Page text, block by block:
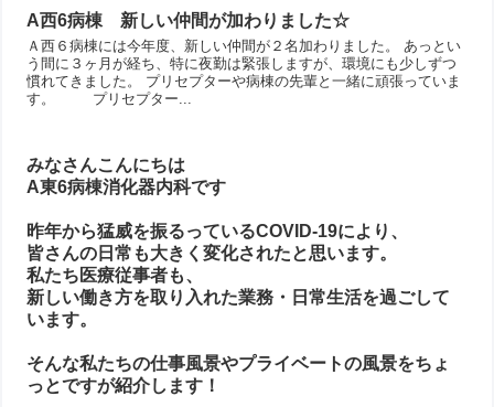
A西6病棟 新しい仲間が加わりました☆
Ａ西６病棟には今年度、新しい仲間が２名加わりました。 あっとい
う間に３ヶ月が経ち、特に夜勤は緊張しますが、環境にも少しずつ
慣れてきました。 プリセプターや病棟の先輩と一緒に頑張っていま
す。 プリセプター...
みなさんこんにちは
A東6病棟消化器内科です
昨年から猛威を振るっているCOVID-19により、
皆さんの日常も大きく変化されたと思います。
私たち医療従事者も、
新しい働き方を取り入れた業務・日常生活を過ごして
います。
そんな私たちの仕事風景やプライベートの風景をちょ
っとですが紹介します！